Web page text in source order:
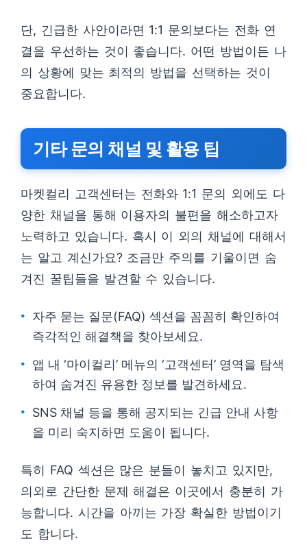
단, 긴급한 사안이라면 1:1 문의보다는 전화 연
결을 우선하는 것이 좋습니다. 어떤 방법이든 나
의 상황에 맞는 최적의 방법을 선택하는 것이
중요합니다.
기타 문의 채널 및 활용 팁
마켓컬리 고객센터는 전화와 1:1 문의 외에도 다
양한 채널을 통해 이용자의 불편을 해소하고자
노력하고 있습니다. 혹시 이 외의 채널에 대해서
는 알고 계신가요? 조금만 주의를 기울이면 숨
겨진 꿀팁들을 발견할 수 있습니다.
자주 묻는 질문(FAQ) 섹션을 꼼꼼히 확인하여
즉각적인 해결책을 찾아보세요.
앱 내 ‘마이컬리’ 메뉴의 ‘고객센터’ 영역을 탐색
하여 숨겨진 유용한 정보를 발견하세요.
SNS 채널 등을 통해 공지되는 긴급 안내 사항
을 미리 숙지하면 도움이 됩니다.
특히 FAQ 섹션은 많은 분들이 놓치고 있지만,
의외로 간단한 문제 해결은 이곳에서 충분히 가
능합니다. 시간을 아끼는 가장 확실한 방법이기
도 합니다.